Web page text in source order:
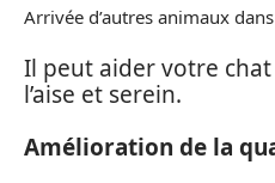
Arrivée d’autres animaux
Il peut aider votre
l’aise et serein.
Amélioration de la